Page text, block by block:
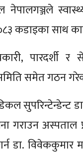
नेपालगञ्जले
कडाइका साथ
समेत गठन
सुपरिन्टेन्डेन्ट
गराउन अस्पताल
डा.